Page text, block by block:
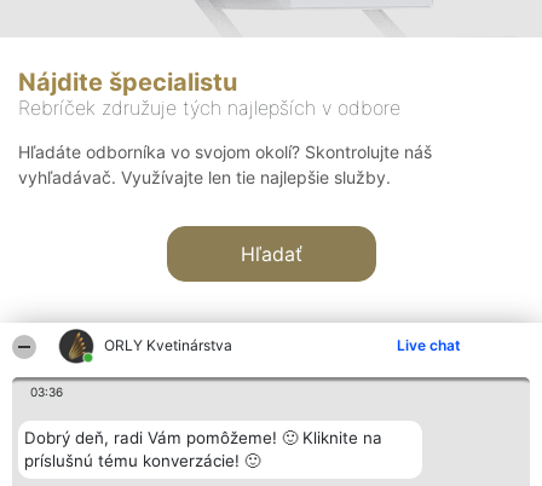
ORLY Kvetinárstva Live chat
03:36
Dobrý deň, radi Vám pomôžeme! 🙂 Kliknite na
príslušnú tému konverzácie! 🙂
Nájdite špecialistu
Rebríček združuje tých najlepších v odbore
Hľadáte odborníka vo svojom okolí? Skontrolujte náš
vyhľadávač. Využívajte len tie najlepšie služby.
Hľadať
Organizátor hodnotenia
Bright Side Solutions sp. z o.
o. sp. k.
Hodnotenie
Laureáti
Lista
Kontakt
Kontakt